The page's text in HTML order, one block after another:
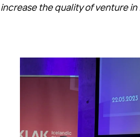
increase the quality of venture